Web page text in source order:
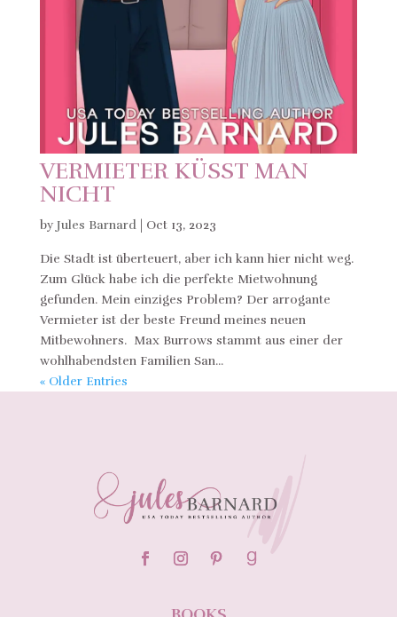
VERMIETER KÜSST MAN
NICHT
by Jules Barnard| Oct 13, 2023
Die Stadt ist überteuert, aber ich kann hier nicht weg.
Zum Glück habe ich die perfekte Mietwohnung
gefunden. Mein einziges Problem? Der arrogante
Vermieter ist der beste Freund meines neuen
Mitbewohners. Max Burrows stammt aus einer der
wohlhabendsten Familien San...
« Older Entries